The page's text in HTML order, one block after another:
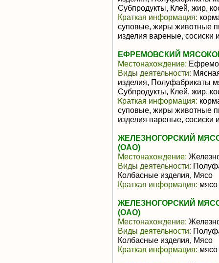
Субпродукты, Клей, жир,
Краткая информация:
суповые, жиры животные
изделия вареные, сосиски
ЕФРЕМОВСКИЙ
Местонахождение:
Виды деятельности:
изделия, Полуфабрикаты
Субпродукты, Клей, жир,
Краткая информация:
суповые, жиры животные
изделия вареные, сосиски
ЖЕЛЕЗНОГОРСКИЙ
(ОАО)
Местонахождение:
Виды деятельности:
Колбасные изделия, Мясо
Краткая информация: мясо
ЖЕЛЕЗНОГОРСКИЙ
(ОАО)
Местонахождение:
Виды деятельности:
Колбасные изделия, Мясо
Краткая информация: мясо